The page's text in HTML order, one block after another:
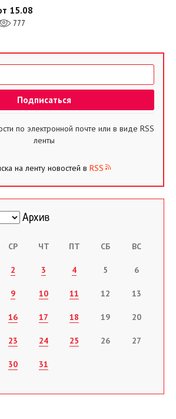
15.08
777
по электронной почте или в виде RSS
ленты
на ленту новостей в RSS
СР ЧТ ПТ СБ ВС
2 3 4 5 6
9 10 11 12 13
16 17 18 19 20
23 24 25 26 27
30 31